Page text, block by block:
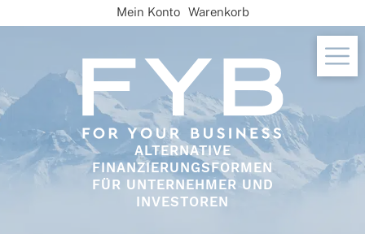
to
ALTERNATIVE
FINANZIERUNGSFORMEN
FÜR UNTERNEHMER UND
INVESTOREN
Mein Konto Warenkorb